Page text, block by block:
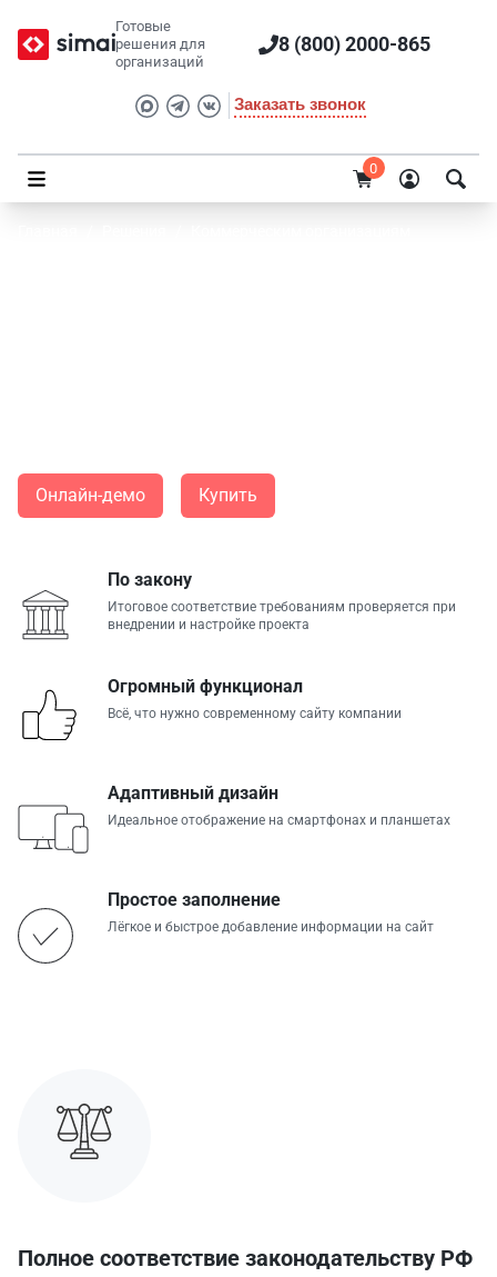
Готовые
решения для
организаций
8 (800) 2000-865
Заказать звонок
0
Онлайн-демо Купить
По закону
Итоговое соответствие требованиям проверяется при
внедрении и настройке проекта
Огромный функционал
Всё, что нужно современному сайту компании
Адаптивный дизайн
Идеальное отображение на смартфонах и планшетах
Простое заполнение
Лёгкое и быстрое добавление информации на сайт
Полное соответствие законодательству РФ